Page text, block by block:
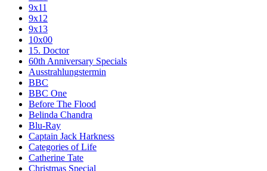
9x11
9x12
9x13
10x00
15. Doctor
60th Anniversary Specials
Ausstrahlungstermin
BBC
BBC One
Before The Flood
Belinda Chandra
Blu-Ray
Captain Jack Harkness
Categories of Life
Catherine Tate
Christmas Special